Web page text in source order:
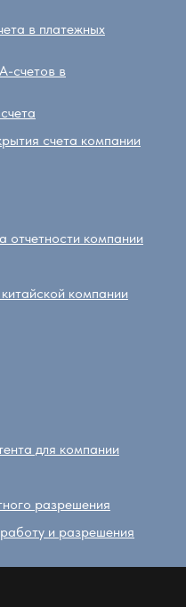
в платежных
счетов в
счета компании
отчетности компании
компании
для компании
разрешения
и разрешения